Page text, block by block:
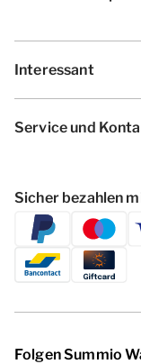
Interessant
Service und
Sicher bezahlen
Folgen Summio